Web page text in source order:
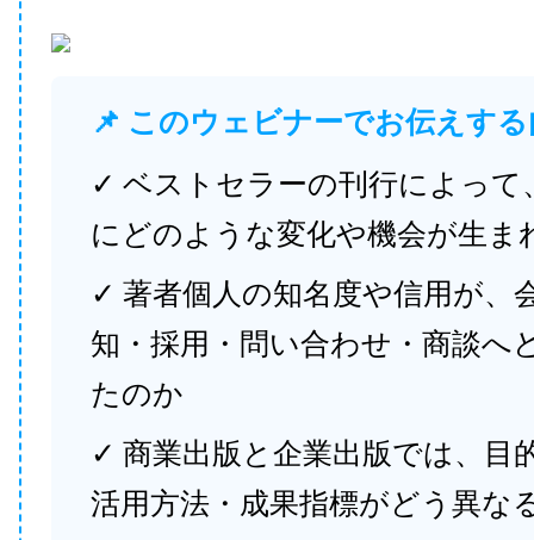
📌 このウェビナーでお伝えす
✓ ベストセラーの刊行によって
にどのような変化や機会が生ま
✓ 著者個人の知名度や信用が、
知・採用・問い合わせ・商談へ
たのか
✓ 商業出版と企業出版では、目
活用方法・成果指標がどう異な